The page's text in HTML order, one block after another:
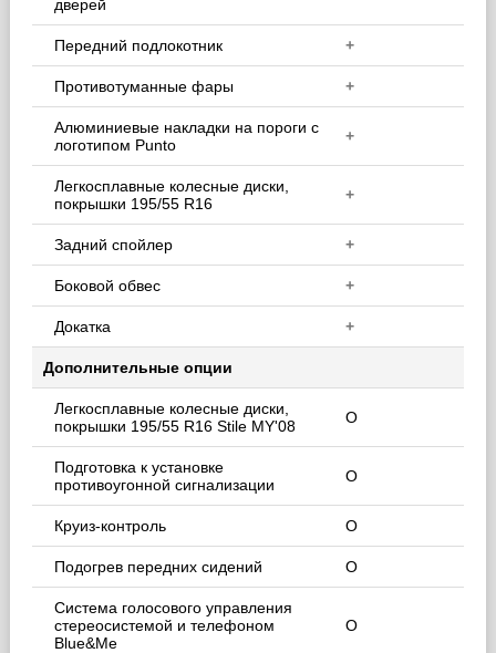
дверей
Передний подлокотник +
Противотуманные фары +
Алюминиевые накладки на пороги с
логотипом Punto
+
Легкосплавные колесные диски,
покрышки 195/55 R16
+
Задний спойлер +
Боковой обвес +
Докатка +
Дополнительные опции
Легкосплавные колесные диски,
покрышки 195/55 R16 Stile MY'08
O
Подготовка к установке
противоугонной сигнализации
O
Круиз-контроль O
Подогрев передних сидений O
Система голосового управления
стереосистемой и телефоном
Blue&Me
O